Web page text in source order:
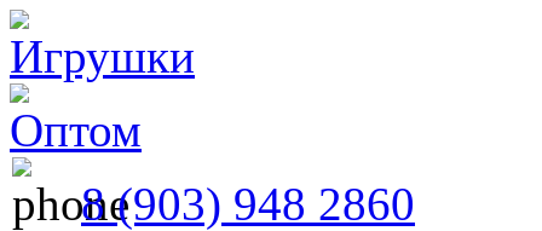
8 (903) 948 2860